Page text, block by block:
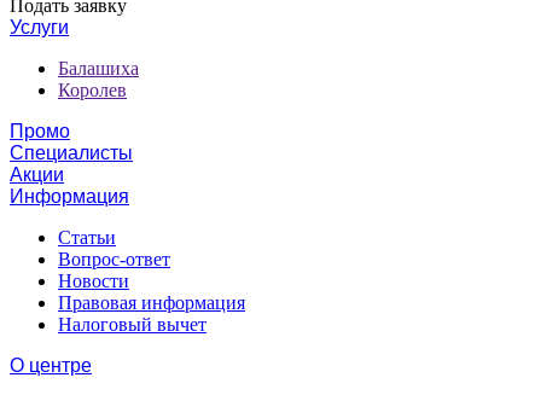
Подать заявку
Услуги
Балашиха
Королев
Промо
Специалисты
Акции
Информация
Статьи
Вопрос-ответ
Новости
Правовая информация
Налоговый вычет
О центре